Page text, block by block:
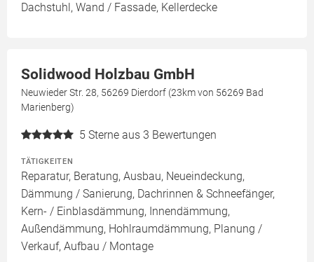
Dachstuhl, Wand / Fassade, Kellerdecke
Solidwood Holzbau GmbH
Neuwieder Str. 28, 56269 Dierdorf (23km von 56269 Bad
Marienberg)
5 Sterne aus 3 Bewertungen
TÄTIGKEITEN
Reparatur, Beratung, Ausbau, Neueindeckung,
Dämmung / Sanierung, Dachrinnen & Schneefänger,
Kern- / Einblasdämmung, Innendämmung,
Außendämmung, Hohlraumdämmung, Planung /
Verkauf, Aufbau / Montage